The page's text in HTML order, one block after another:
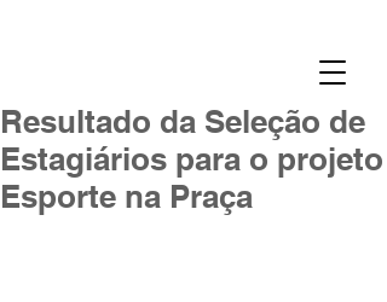
Resultado da Seleção de
Estagiários para o projeto
Esporte na Praça